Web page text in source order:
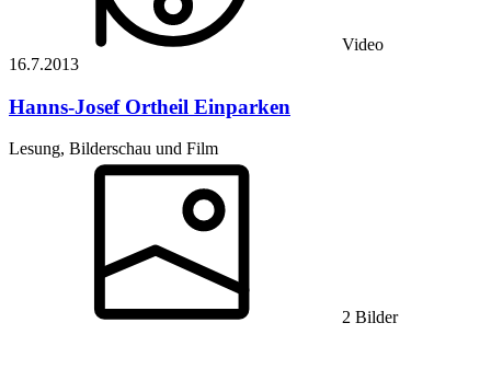
Video
16.7.2013
Hanns-Josef Ortheil Einparken
Lesung, Bilderschau und Film
2 Bilder